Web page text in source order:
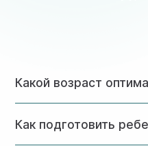
Какой возраст
1 год, 3 года и при
Как подготовить